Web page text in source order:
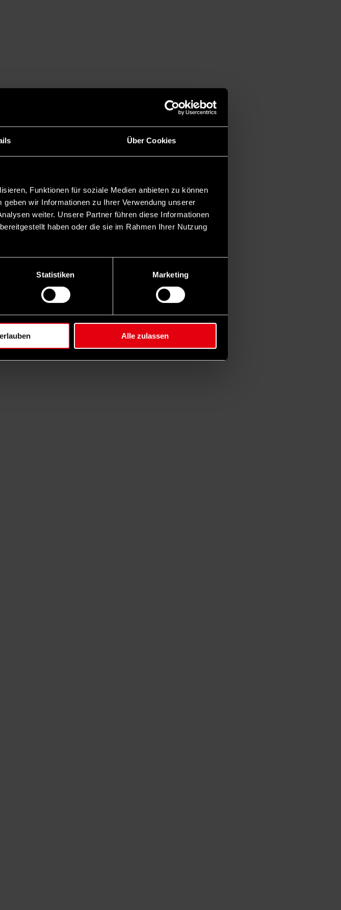
Über Cookies
Funktionen für soziale Medien anbieten zu können
wir Informationen zu Ihrer Verwendung unserer
weiter. Unsere Partner führen diese Informationen
haben oder die sie im Rahmen Ihrer Nutzung
Statistiken Marketing
Alle zulassen